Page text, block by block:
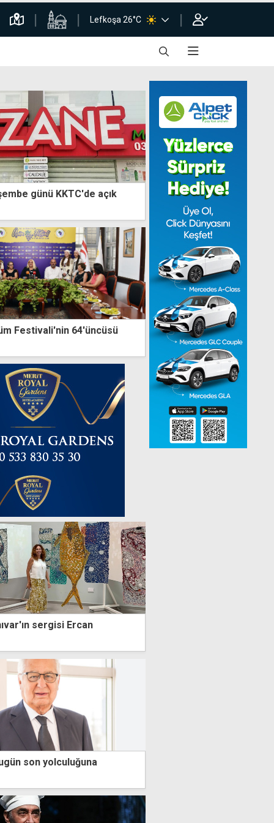
Lefkoşa 26°C
günü KKTC'de açık
Festivali'nin 64'üncüsü
sergisi Ercan
son yolculuğuna